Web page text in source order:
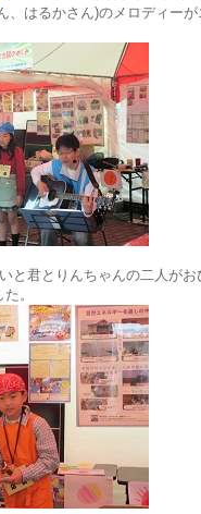
、はるかさん)のメロディー
と君とりんちゃんの二人がお
。